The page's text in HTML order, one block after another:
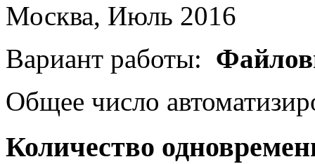
Москва, Июль 2016
Вариант работы:
Общее число
Количество